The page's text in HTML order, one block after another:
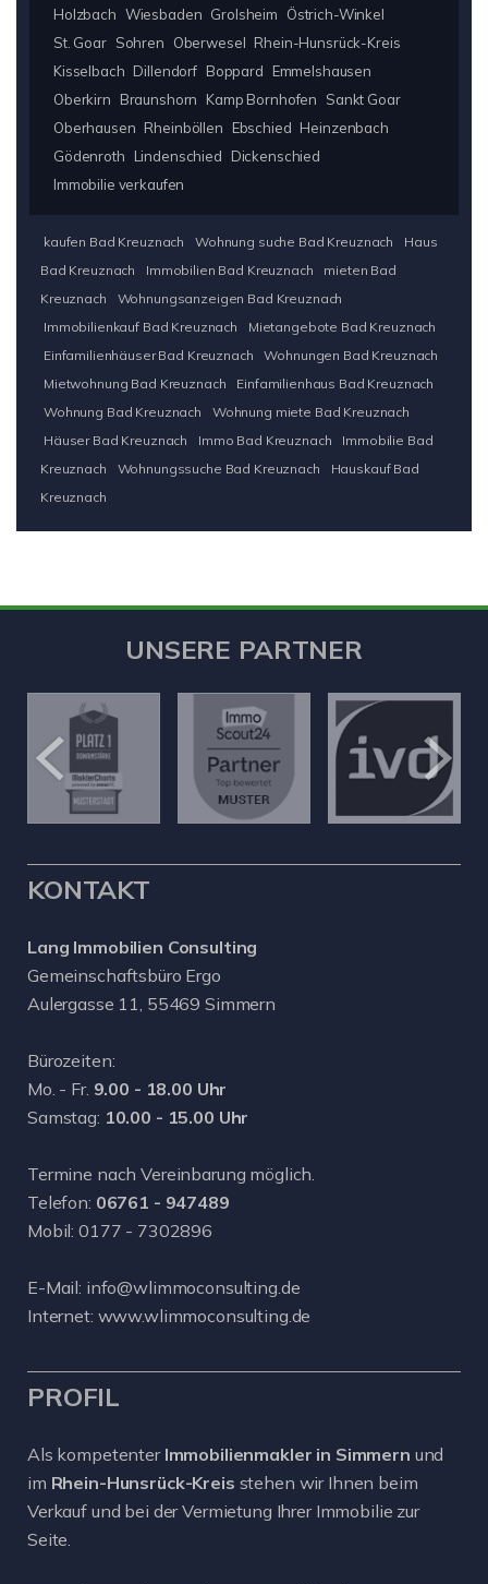
Holzbach Wiesbaden Grolsheim
Östrich-Winkel
St. Goar Sohren Oberwesel Rhein-Hunsrück-Kreis
Kisselbach Dillendorf Boppard
Emmelshausen
Oberkirn
Braunshorn Kamp Bornhofen
Sankt Goar
Oberhausen Rheinböllen Ebschied Heinzenbach
Gödenroth
Lindenschied
Dickenschied
Immobilie verkaufen
kaufen Bad Kreuznach Wohnung suche Bad Kreuznach
Haus
Bad Kreuznach
Immobilien Bad Kreuznach
mieten Bad
Kreuznach
Wohnungsanzeigen Bad Kreuznach
Immobilienkauf Bad Kreuznach
Mietangebote Bad Kreuznach
Einfamilienhäuser Bad Kreuznach
Wohnungen Bad Kreuznach
Mietwohnung Bad Kreuznach
Einfamilienhaus Bad Kreuznach
Wohnung Bad Kreuznach
Wohnung miete Bad Kreuznach
Häuser Bad Kreuznach
Immo Bad Kreuznach
Immobilie Bad
Kreuznach
Wohnungssuche Bad Kreuznach
Hauskauf Bad
Kreuznach
UNSERE PARTNER
KONTAKT
Lang Immobilien Consulting
Gemeinschaftsbüro Ergo
Aulergasse 11, 55469 Simmern
Bürozeiten:
Mo. - Fr. 9.00 - 18.00 Uhr
Samstag: 10.00 - 15.00 Uhr
Termine nach Vereinbarung möglich.
Telefon: 06761 - 947489
Mobil: 0177 - 7302896
E-Mail: info@wlimmoconsulting.de
Internet: www.wlimmoconsulting.de
PROFIL
Als kompetenter Immobilienmakler in Simmern und
im Rhein-Hunsrück-Kreis stehen wir Ihnen beim
Verkauf und bei der Vermietung Ihrer Immobilie zur
Seite.